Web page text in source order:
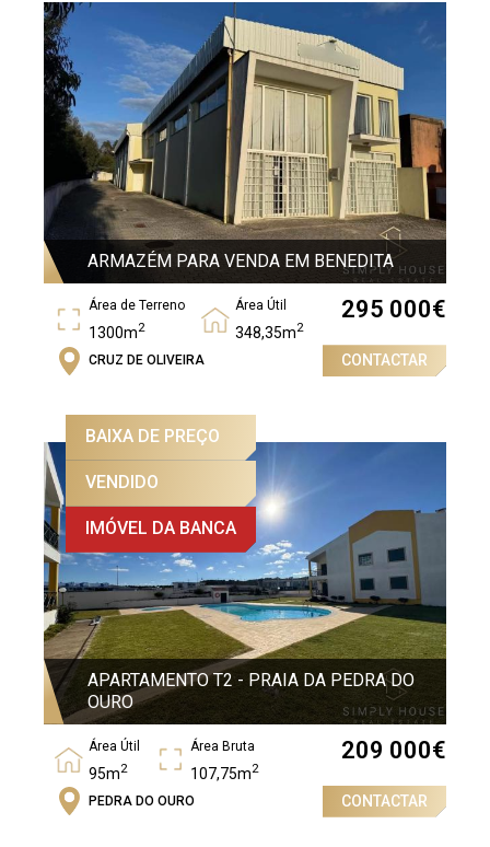
ARMAZÉM PARA VENDA EM BENEDITA
Área de Terreno
1300m2
Área Útil
348,35m2
Área Bruta
295 000€
CRUZ DE OLIVEIRA CONTACTAR
BAIXA DE PREÇO
VENDIDO
IMÓVEL DA BANCA
APARTAMENTO T2 - PRAIA DA PEDRA DO
OURO
Área Útil
95m2
Área Bruta
107,75m2
Quartos
209 000€
PEDRA DO OURO CONTACTAR